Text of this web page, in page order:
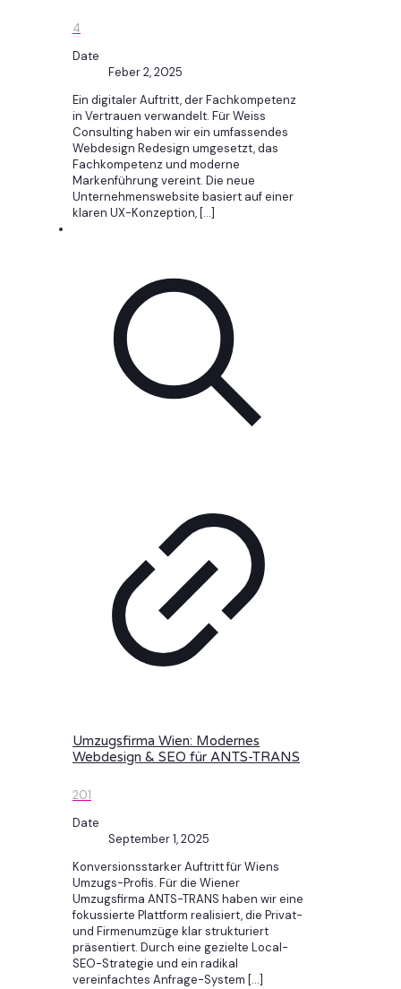
4
Date
Feber 2, 2025
Ein digitaler Auftritt, der Fachkompetenz
in Vertrauen verwandelt. Für Weiss
Consulting haben wir ein umfassendes
Webdesign Redesign umgesetzt, das
Fachkompetenz und moderne
Markenführung vereint. Die neue
Unternehmenswebsite basiert auf einer
klaren UX-Konzeption, […]
Umzugsfirma Wien: Modernes
Webdesign & SEO für ANTS-TRANS
201
Date
September 1, 2025
Konversionsstarker Auftritt für Wiens
Umzugs-Profis. Für die Wiener
Umzugsfirma ANTS-TRANS haben wir eine
fokussierte Plattform realisiert, die Privat-
und Firmenumzüge klar strukturiert
präsentiert. Durch eine gezielte Local-
SEO-Strategie und ein radikal
vereinfachtes Anfrage-System […]